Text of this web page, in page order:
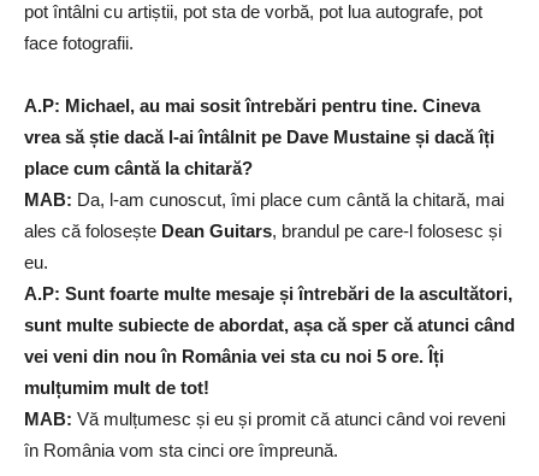
pot întâlni cu artiștii, pot sta de vorbă, pot lua autografe, pot
face fotografii.
A.P: Michael, au mai sosit întrebări pentru tine. Cineva
vrea să știe dacă l-ai întâlnit pe Dave Mustaine și dacă îți
place cum cântă la chitară?
MAB: Da, l-am cunoscut, îmi place cum cântă la chitară, mai
ales că folosește Dean Guitars, brandul pe care-l folosesc și
eu.
A.P: Sunt foarte multe mesaje și întrebări de la ascultători,
sunt multe subiecte de abordat, așa că sper că atunci când
vei veni din nou în România vei sta cu noi 5 ore. Îți
mulțumim mult de tot!
MAB: Vă mulțumesc și eu și promit că atunci când voi reveni
în România vom sta cinci ore împreună.